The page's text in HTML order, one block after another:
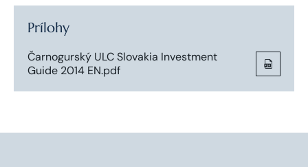
Prílohy
Čarnogurský ULC Slovakia Investment
Guide 2014 EN.pdf